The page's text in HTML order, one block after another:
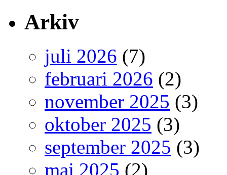
Arkiv
juli 2026 (7)
februari 2026 (2)
november 2025 (3)
oktober 2025 (3)
september 2025 (3)
maj 2025 (2)